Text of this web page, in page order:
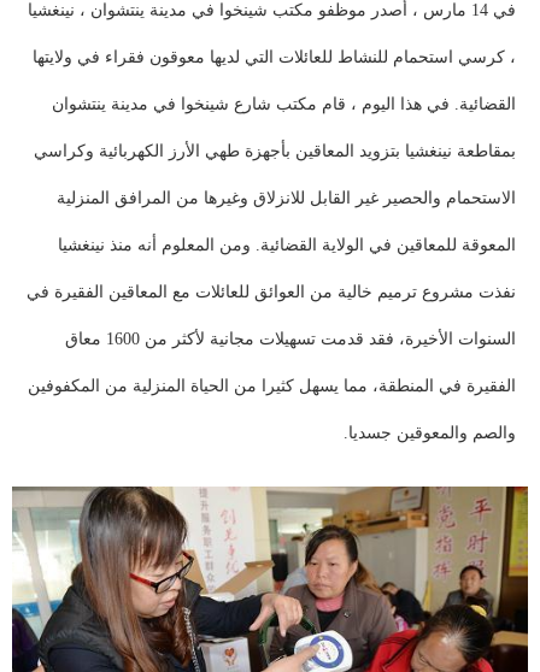
في 14 مارس ، أصدر موظفو مكتب شينخوا في مدينة ينتشوان ، نينغشيا
، كرسي استحمام للنشاط للعائلات التي لديها معوقون فقراء في ولايتها
القضائية. في هذا اليوم ، قام مكتب شارع شينخوا في مدينة ينتشوان
بمقاطعة نينغشيا بتزويد المعاقين بأجهزة طهي الأرز الكهربائية وكراسي
الاستحمام والحصير غير القابل للانزلاق وغيرها من المرافق المنزلية
المعوقة للمعاقين في الولاية القضائية. ومن المعلوم أنه منذ نينغشيا
نفذت مشروع ترميم خالية من العوائق للعائلات مع المعاقين الفقيرة في
السنوات الأخيرة، فقد قدمت تسهيلات مجانية لأكثر من 1600 معاق
الفقيرة في المنطقة، مما يسهل كثيرا من الحياة المنزلية من المكفوفين
والصم والمعوقين جسديا.